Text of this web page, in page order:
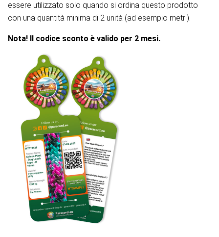
essere utilizzato solo quando si ordina questo prodotto
con una quantità minima di 2 unità (ad esempio metri).
Nota! Il codice sconto è valido per 2 mesi.